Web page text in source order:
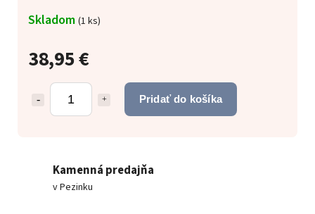
38,95 €
Pridať do košíka
Skladom (1 ks)
Kamenná predajňa
v Pezinku